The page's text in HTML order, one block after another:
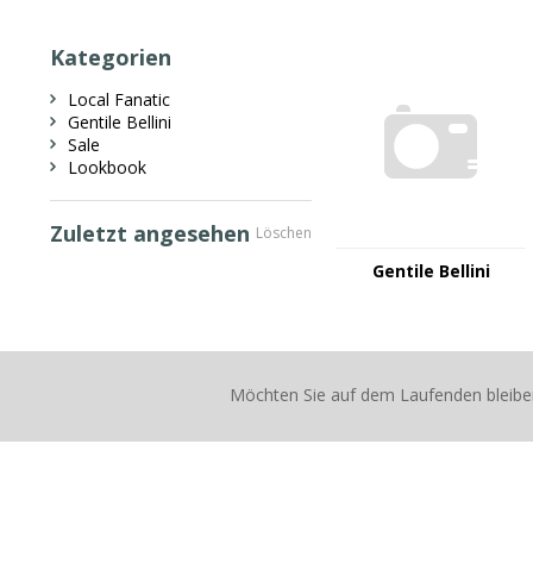
Gentile Bellini
Kategorien
Local Fanatic
Gentile Bellini
Sale
Lookbook
Zuletzt angesehen Löschen
Möchten Sie auf dem Laufenden